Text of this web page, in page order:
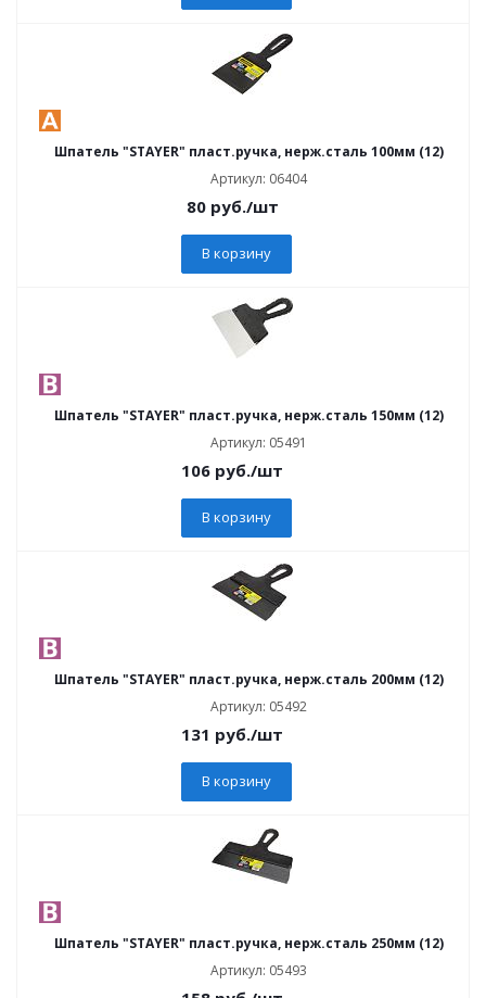
Шпатель "STAYER" пласт.ручка, нерж.сталь 100мм (12)
Артикул: 06404
80руб./шт
В корзину
Шпатель "STAYER" пласт.ручка, нерж.сталь 150мм (12)
Артикул: 05491
106 руб./шт
В корзину
Шпатель "STAYER" пласт.ручка, нерж.сталь 200мм (12)
Артикул: 05492
131 руб./шт
В корзину
Шпатель "STAYER" пласт.ручка, нерж.сталь 250мм (12)
Артикул: 05493